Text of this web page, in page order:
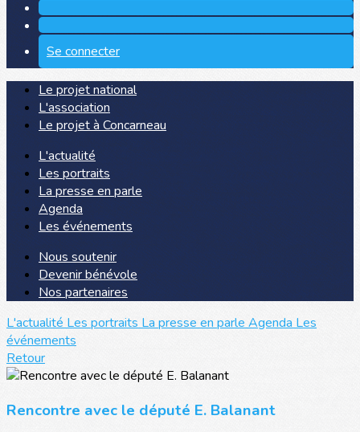
Se connecter
Le projet national
L'association
Le projet à Concarneau
L'actualité
Les portraits
La presse en parle
Agenda
Les événements
Nous soutenir
Devenir bénévole
Nos partenaires
L'actualité Les portraits La presse en parle Agenda Les
événements
Retour
Rencontre avec le député E. Balanant